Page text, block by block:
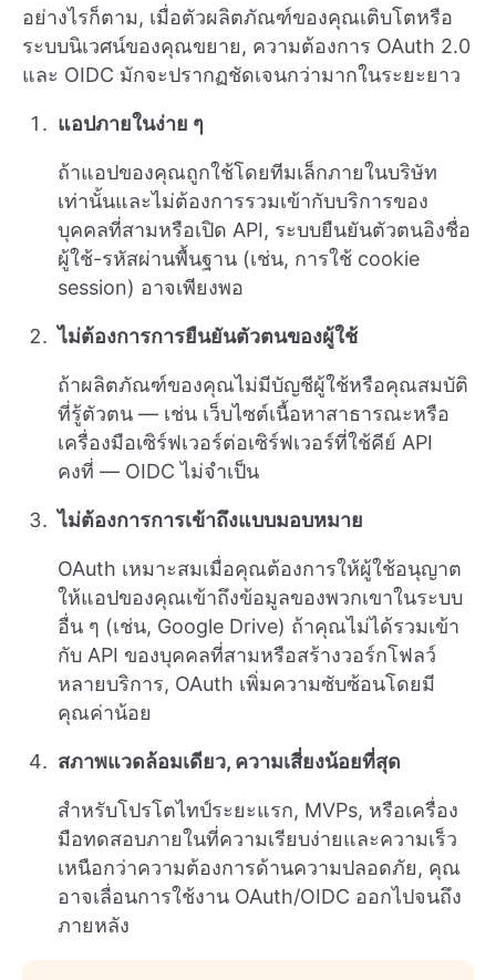
อย่างไรก็ตาม, เมื่อตัวผลิตภัณฑ์ของคุณเติบโตหรือ
ระบบนิเวศน์ของคุณขยาย, ความต้องการ OAuth 2.0
และ OIDC มักจะปรากฏชัดเจนกว่ามากในระยะยาว
แอปภายในง่าย ๆ
ถ้าแอปของคุณถูกใช้โดยทีมเล็กภายในบริษัท
เท่านั้นและไม่ต้องการรวมเข้ากับบริการของ
บุคคลที่สามหรือเปิด API, ระบบยืนยันตัวตนอิงชื่อ
ผู้ใช้-รหัสผ่านพื้นฐาน (เช่น, การใช้ cookie
session) อาจเพียงพอ
ไม่ต้องการการยืนยันตัวตนของผู้ใช้
ถ้าผลิตภัณฑ์ของคุณไม่มีบัญชีผู้ใช้หรือคุณสมบัติ
ที่รู้ตัวตน — เช่น เว็บไซต์เนื้อหาสาธารณะหรือ
เครื่องมือเซิร์ฟเวอร์ต่อเซิร์ฟเวอร์ที่ใช้คีย์ API
คงที่ — OIDC ไม่จำเป็น
ไม่ต้องการการเข้าถึงแบบมอบหมาย
OAuth เหมาะสมเมื่อคุณต้องการให้ผู้ใช้อนุญาต
ให้แอปของคุณเข้าถึงข้อมูลของพวกเขาในระบบ
อื่น ๆ (เช่น, Google Drive) ถ้าคุณไม่ได้รวมเข้า
กับ API ของบุคคลที่สามหรือสร้างวอร์กโฟลว์
หลายบริการ, OAuth เพิ่มความซับซ้อนโดยมี
คุณค่าน้อย
สภาพแวดล้อมเดียว, ความเสี่ยงน้อยที่สุด
สำหรับโปรโตไทป์ระยะแรก, MVPs, หรือเครื่อง
มือทดสอบภายในที่ความเรียบง่ายและความเร็ว
เหนือกว่าความต้องการด้านความปลอดภัย, คุณ
อาจเลื่อนการใช้งาน OAuth/OIDC ออกไปจนถึง
ภายหลัง